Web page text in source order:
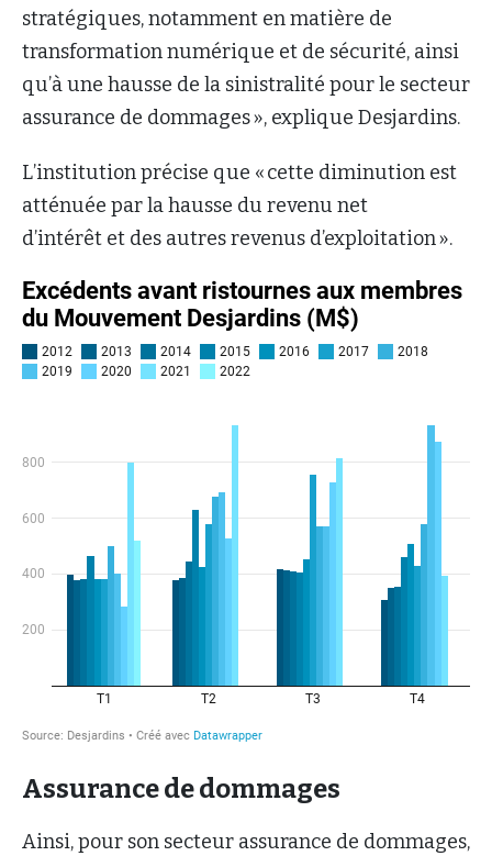
stratégiques, notamment en matière de
transformation numérique et de sécurité, ainsi
qu’à une hausse de la sinistralité pour le secteur
assurance de dommages », explique Desjardins.
L’institution précise que « cette diminution est
atténuée par la hausse du revenu net
d’intérêt et des autres revenus d’exploitation ».
Assurance de dommages
Ainsi, pour son secteur assurance de dommages,